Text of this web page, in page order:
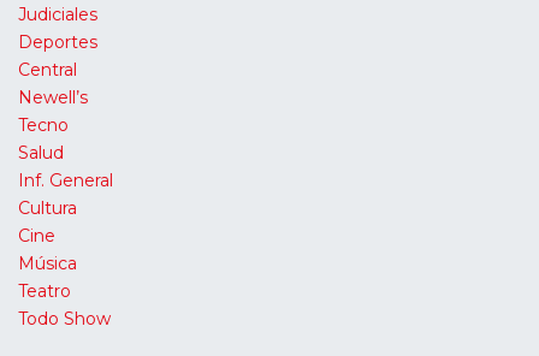
Judiciales
Deportes
Central
Newell’s
Tecno
Salud
Inf. General
Cultura
Cine
Música
Teatro
Todo Show